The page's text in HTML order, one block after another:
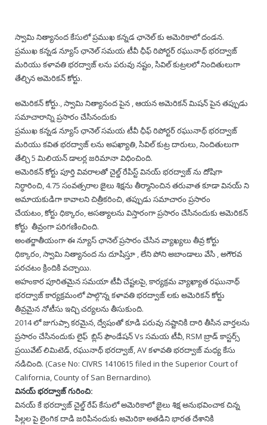
The Promise to Humanity
Stories
— Attacks On Heritage
Persecution Video Gallery
5000 Yrs of Hindu Persecution
Case Study on mainstream media corruption
Complete Chronological Timeline
Struggle to a Brahmacharini during the media attacks
See all
Male Hormone Testosterone is 1% of normal for Swamiji
Duped by Double Negatives – how the media tried to cover
False reporting about the morphed video forensic reports by
Case Study – Indian Paid Media – Reports By Statutory &
An Endless Saga of Inhuman Persecutions against Hindus
Tiruvannamalai Aadheenam
Malaysia Aadheenam
Trishulam Aadheenam
Madurai Aadheenam
Thondaimandala Aadheenam
Four Mutts
The United States
Tiruchengode Aadheenam
Rajapalayam Aadheenam
Pavazhakundru Aadheenam
$1/2 Million USD Penalty charged over child rapist who tried
స్వామి నిత్యానంద కేసులో ప్రముఖ కన్నడ ఛానెల్ కు అమెరికాలో దండన.
ప్రముఖ కన్నడ న్యూస్ ఛానెల్ సమయ టీవీ ఛీఫ్ రిపోర్టర్ రఘునాథ్ భరద్వాజ్
మరియు కళావతి భరద్వాజ్ లను పరువు నష్టం, సివిల్ కుట్రలలో నిందితులుగా
తేల్చిన అమెరికన్ కోర్టు.
అమెరికన్ కోర్టు., స్వామి నిత్యానంద పైన , ఆయన అమెరికన్ మిషన్ పైన తప్పుడు
సమాచారాన్ని ప్రసారం చేసినందుకు
ప్రముఖ కన్నడ న్యూస్ ఛానెల్ సమయ టీవీ ఛీఫ్ రిపోర్టర్ రఘునాథ్ భరద్వాజ్
మరియు కవిత భరద్వాజ్ లను అపఖ్యాతి, సివిల్ కుట్ర దారులు, నిందితులుగా
తేల్చి 5 మిలియన్ డాలర్ల జరిమానా విధించింది.
అమెరికన్ కోర్టు పూర్తి వివరాలతో చైల్డ్ రేపిస్ట్ వినయ్ భరద్వాజ్ ను దోషిగా
నిర్ధారించి, 4.75 సంవత్సరాల జైలు శిక్షను తీర్మానించిన తరువాత కూడా వినయ్ ని
అమాయకుడిగా కావాలని చిత్రీకరించి, తప్పుడు సమాచారం ప్రసారం
చేయటం, కోర్టు ధిక్కారం, అసత్యాలను విస్తారంగా ప్రసారం చేసినందుకు అమెరికన్
కోర్టు తీవ్రంగా పరిగణించింది.
అంతర్జాతీయంగా ఈ న్యూస్ ఛానెల్ ప్రసారం చేసిన వ్యాఖ్యలు తీవ్ర కోర్టు
ధిక్కారం, స్వామి నిత్యానంద ను దూషిస్తూ , లేని పోని అబాండాలు వేసి , అగౌరవ
పరచటం క్రిందికి వచ్చాయి.
అహంకార పూరితమైన సమయా టీవీ చేష్టలపై, కార్యక్రమ వ్యాఖ్యాత రఘునాథ్
భరద్వాజ్ కార్యక్రమంలో పాల్గొన్న కళావతి భరద్వాజ్ లకు అమెరికన్ కోర్టు
తీవ్రమైన నోటీసు ఇచ్చి చర్యలను తీసుకుంది.
2014 లో జుగుప్సా కరమైన, ద్వేషంతో కూడి పరువు నష్టానికి దారి తీసిన వార్తలను
ప్రసారం చేసినందుకు లైఫ్ బ్లిస్ ఫౌండేషన్ Vs సమయ టీవీ, RSM బ్రాడ్ కాస్టర్స్
ప్రయివేట్ లిమిటెడ్, రఘునాథ్ భరద్వాజ్, AV కళావతి భరద్వాజ్ మధ్య కేసు
నడిచింది. (Case No: CIVRS 1410615 filed in the Superior Court of
California, County of San Bernardino).
వినయ్ భరద్వాజ్ గురించి:
వినయ్ కే భరద్వాజ్ చైల్డ్ రేప్ కేసులో అమెరికాలో జైలు శిక్ష అనుభవించాక చిన్న
పిల్లల పై లైంగిక దాడి జరిపినందుకు అమెరికా అతడిని భారత దేశానికి